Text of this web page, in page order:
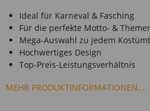
Ideal für Karneval & Fasching
Für die perfekte Motto- &
Mega-Auswahl zu jedem
Hochwertiges Design
Top-Preis-Leistungsverhältnis
MEHR PRODUKTINFORMATIONEN...